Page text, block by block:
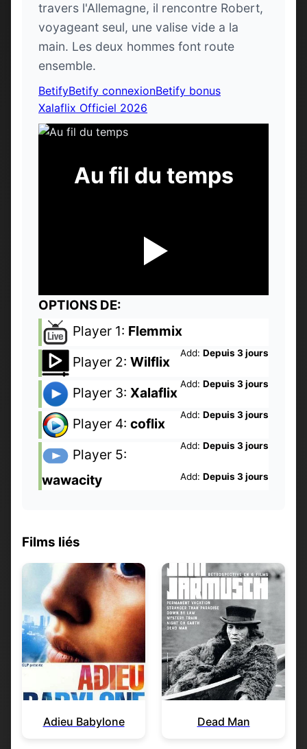
travers l'Allemagne, il rencontre Robert,
voyageant seul, une valise vide a la
main. Les deux hommes font route
ensemble.
BetifyBetify connexionBetify bonus
Xalaflix Officiel 2026
Au fil du temps
OPTIONS DE:
Player 1: Flemmix
Add: Depuis 3 jours
Player 2: Wilflix
Add: Depuis 3 jours
Player 3: Xalaflix
Add: Depuis 3 jours
Player 4: coflix
Add: Depuis 3 jours
Player 5:
wawacity
Add: Depuis 3 jours
Films liés
Adieu Babylone Dead Man